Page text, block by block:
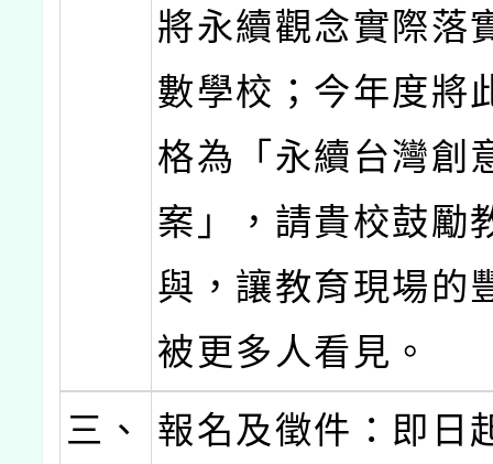
將永續觀念實際落
數學校；今年度將
格為「永續台灣創
案」，請貴校鼓勵
與，讓教育現場的
被更多人看見。
三、
報名及徵件：即日